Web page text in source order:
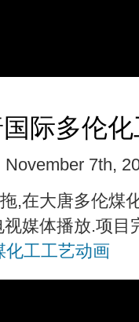
际多伦
November 7th,
,在大唐多伦煤
媒体播放.项目
化工工艺动画